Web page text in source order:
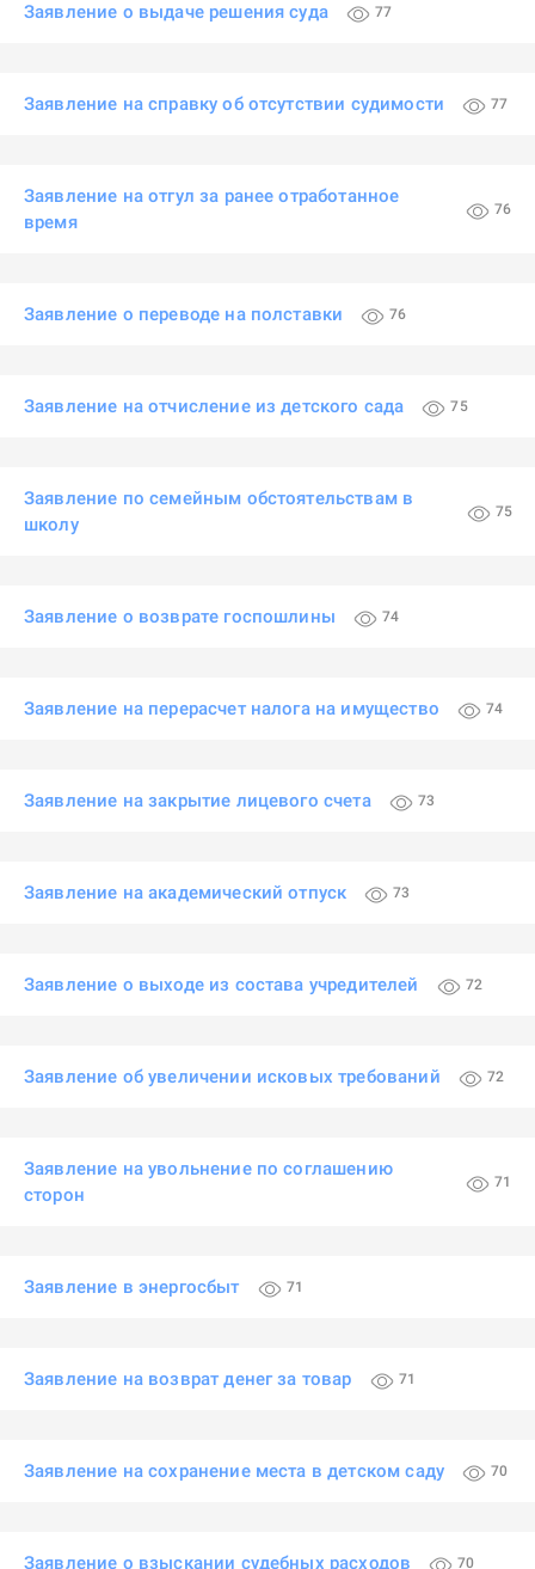
Заявление о выдаче решения суда 77
Заявление на справку об отсутствии судимости 77
Заявление на отгул за ранее отработанное
время
76
Заявление о переводе на полставки 76
Заявление на отчисление из детского сада 75
Заявление по семейным обстоятельствам в
школу
75
Заявление о возврате госпошлины 74
Заявление на перерасчет налога на имущество 74
Заявление на закрытие лицевого счета 73
Заявление на академический отпуск 73
Заявление о выходе из состава учредителей 72
Заявление об увеличении исковых требований 72
Заявление на увольнение по соглашению
сторон
71
Заявление в энергосбыт 71
Заявление на возврат денег за товар 71
Заявление на сохранение места в детском саду 70
Заявление о взыскании судебных расходов 70